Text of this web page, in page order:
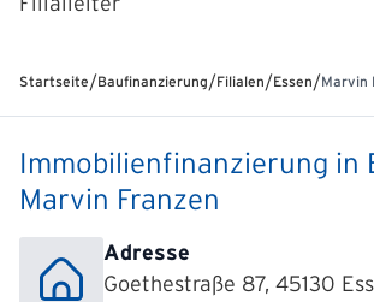
Startseite/Baufinanzierung/Filialen/Essen/Marvin
Immobilienfinanzierung in
Marvin Franzen
Adresse
Goethestraße 87, 45130